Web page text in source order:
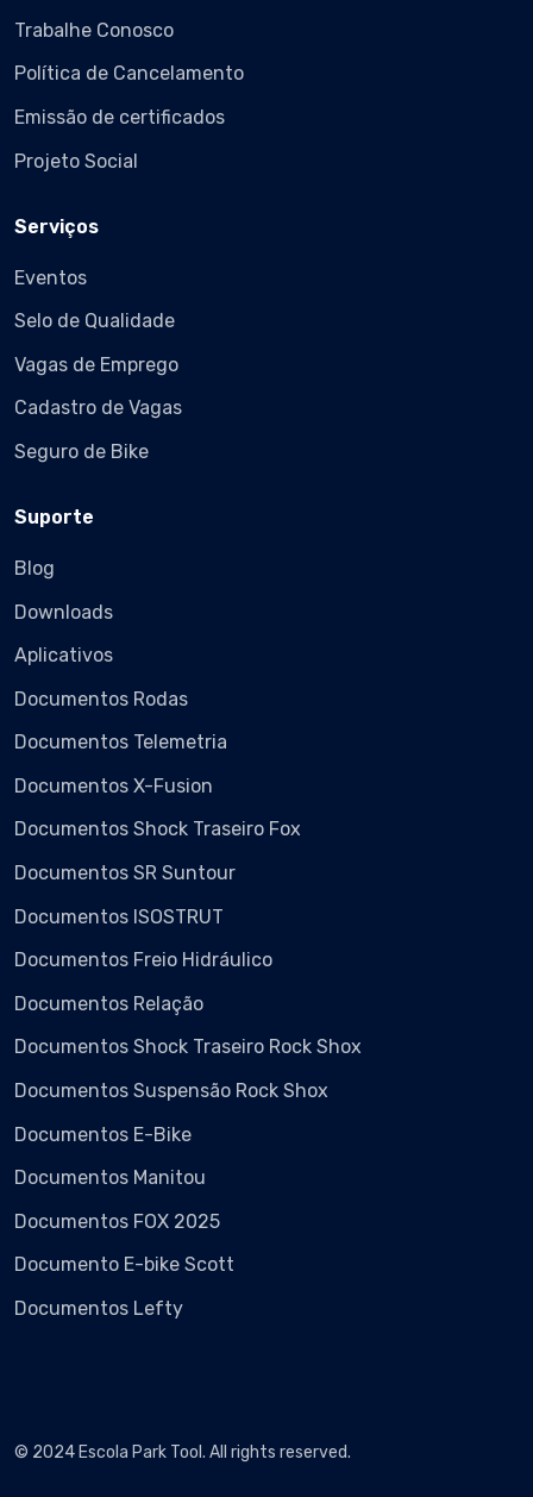
Trabalhe Conosco
Política de Cancelamento
Emissão de certificados
Projeto Social
Serviços
Eventos
Selo de Qualidade
Vagas de Emprego
Cadastro de Vagas
Seguro de Bike
Suporte
Blog
Downloads
Aplicativos
Documentos Rodas
Documentos Telemetria
Documentos X-Fusion
Documentos Shock Traseiro Fox
Documentos SR Suntour
Documentos ISOSTRUT
Documentos Freio Hidráulico
Documentos Relação
Documentos Shock Traseiro Rock Shox
Documentos Suspensão Rock Shox
Documentos E-Bike
Documentos Manitou
Documentos FOX 2025
Documento E-bike Scott
Documentos Lefty
© 2024 Escola Park Tool. All rights reserved.